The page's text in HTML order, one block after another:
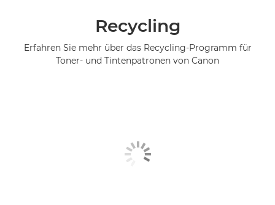
Recycling
Erfahren Sie mehr über das Recycling-Programm für
Toner- und Tintenpatronen von Canon